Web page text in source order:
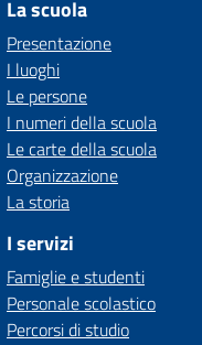
La scuola
Presentazione
I luoghi
Le persone
I numeri della scuola
Le carte della scuola
Organizzazione
La storia
I servizi
Famiglie e studenti
Personale scolastico
Percorsi di studio